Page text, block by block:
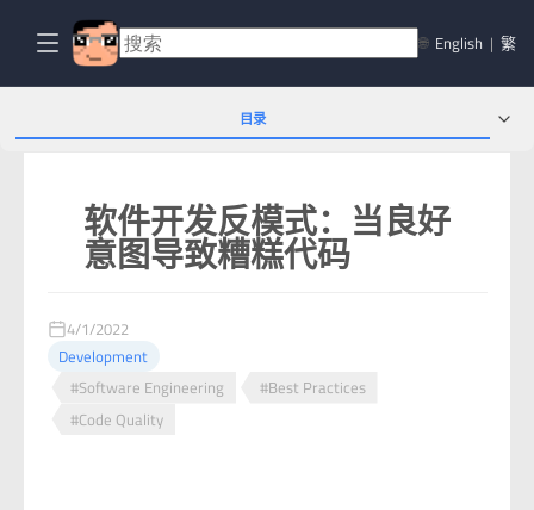
🌐 English | 繁
软件开发反模式：当良好
意图导致糟糕代码
4/1/2022
Development
#Software Engineering
#Best Practices
#Code Quality
目录